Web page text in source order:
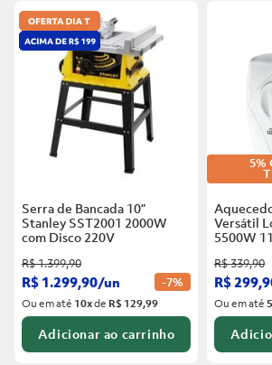
Serra de Bancada 10”
Stanley SST2001 2000W
com Disco 220V
R$1.399,90
R$ 1.299,90/un -7%
Ou em até 10xde R$ 129,99
Adicionar ao carrinho
5%
Versátil
5500W
R$339,90
R$299,
Ou em até5